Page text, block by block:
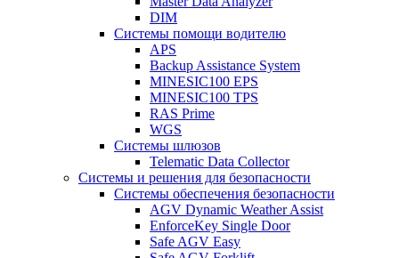
DIM
Системы помощи водителю
APS
Backup Assistance System
MINESIC100 EPS
MINESIC100 TPS
RAS Prime
WGS
Системы шлюзов
Telematic Data Collector
Системы и решения для безопасности
Системы обеспечения безопасности
AGV Dynamic Weather Assist
EnforceKey Single Door
Safe AGV Easy